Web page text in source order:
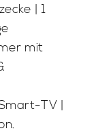
| 1
mit
TV |